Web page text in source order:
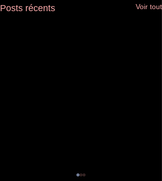
Posts récents Voir tout